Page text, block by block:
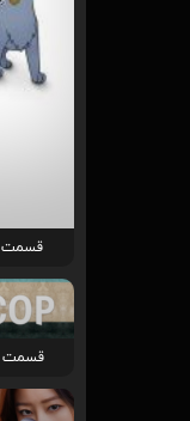
قسمت
قسمت